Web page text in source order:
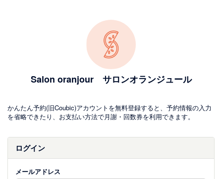
Salon oranjour サロンオランジュール
かんたん予約(旧Coubic)アカウントを無料登録すると、予約情報の入力
を省略できたり、お支払い方法で月謝・回数券を利用できます。
ログイン
メールアドレス